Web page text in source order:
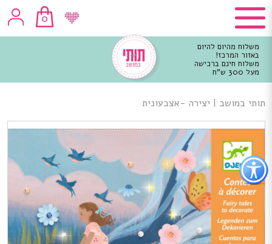
כפתור
לפתיחת
תפריט
נגישות
0
משלוח מהיום להיום
באזור המרכז!
משלוח חינם ברכישה
מעל 300 ש"ח
מרכזי
תותי במושב | יצירה -אצבעונית